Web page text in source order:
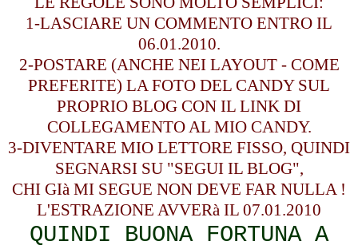
1-LASCIARE UN COMMENTO ENTRO IL
06.01.2010.
2-POSTARE (ANCHE NEI LAYOUT - COME
PREFERITE) LA FOTO DEL CANDY SUL
PROPRIO BLOG CON IL LINK DI
COLLEGAMENTO AL MIO CANDY.
3-DIVENTARE MIO LETTORE FISSO, QUINDI
SEGNARSI SU "SEGUI IL BLOG",
CHI GIà MI SEGUE NON DEVE FAR NULLA !
L'ESTRAZIONE AVVERà IL 07.01.2010
QUINDI BUONA FORTUNA A